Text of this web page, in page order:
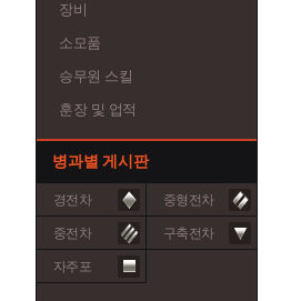
장비
소모품
승무원 스킬
훈장 및 업적
병과별 게시판
경전차 중형전차
중전차 구축전차
자주포